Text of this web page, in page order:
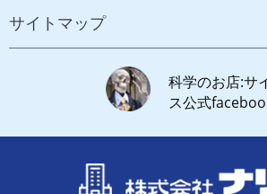
サイトマップ
科学のお店:サ
ス公式